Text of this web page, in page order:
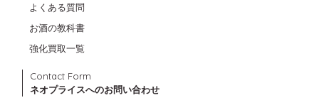
よくある質問
お酒の教科書
強化買取一覧
Contact Form
ネオプライスへのお問い合わせ